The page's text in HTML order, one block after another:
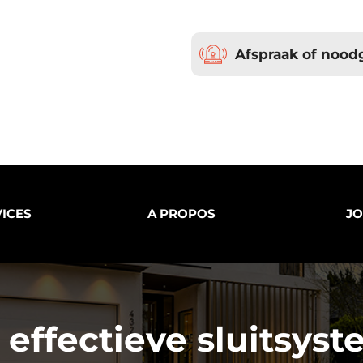
Afspraak of
A PROPOS
effectieve